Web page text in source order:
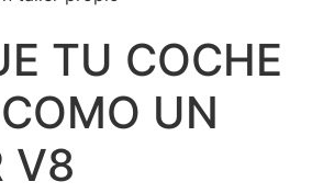
TU COCHE
UN
V8